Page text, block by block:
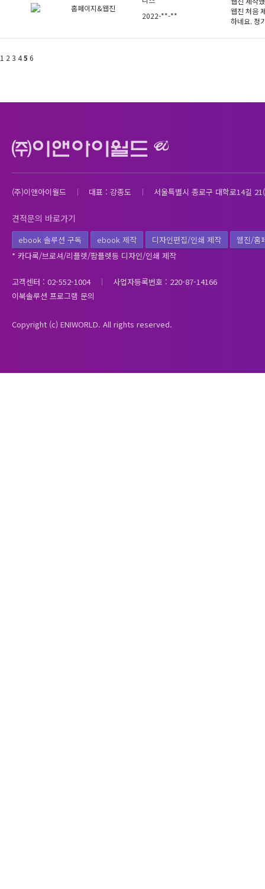
홈페이지&웹진
2022-**-**
웹진 처음
하네요. 정
1 2 3 45 6
(주)이앤아이월드 대표 : 강종도 서울특별시 종로구 대학로14길
견적문의 바로가기
ebook 솔루션 구독 ebook 제작 디자인편집/인쇄 제작
웹진/홈
* 카다록/브로셔/리플렛/팜플렛등 디자인/인쇄 제작
고객센터 : 02-552-1004
사업자등록번호 : 220-87-14166
이북솔루션 프로그램 문의
Copyright (c) ENIWORLD. All rights reserved.